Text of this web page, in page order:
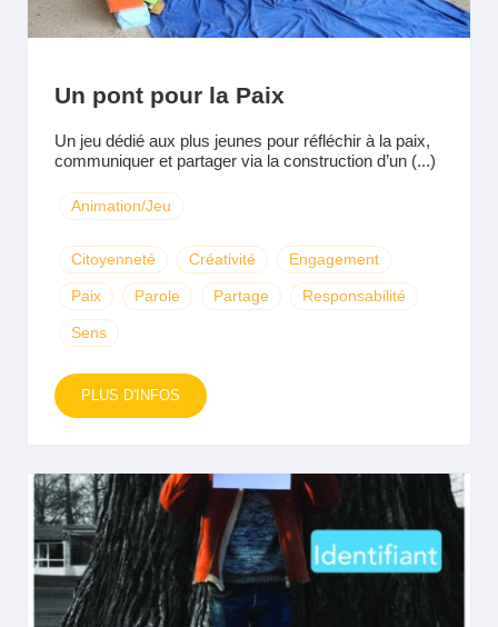
Un pont pour la Paix
Un jeu dédié aux plus jeunes pour réfléchir à la paix,
communiquer et partager via la construction d’un (...)
Animation/Jeu
Citoyenneté Créativité Engagement
Paix Parole Partage Responsabilité
Sens
PLUS D'INFOS